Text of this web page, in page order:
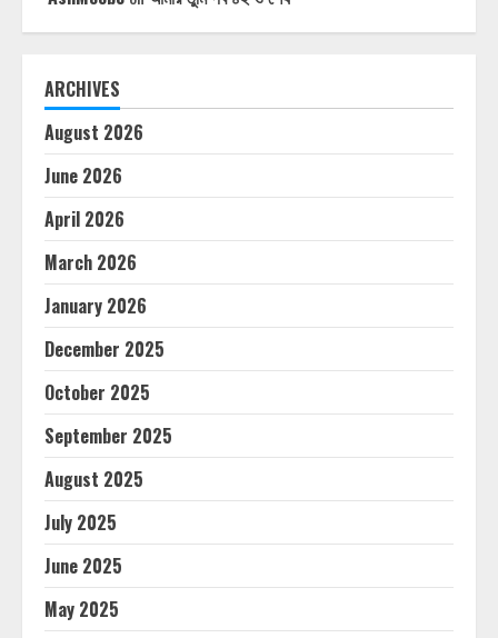
ARCHIVES
August 2026
June 2026
April 2026
March 2026
January 2026
December 2025
October 2025
September 2025
August 2025
July 2025
June 2025
May 2025